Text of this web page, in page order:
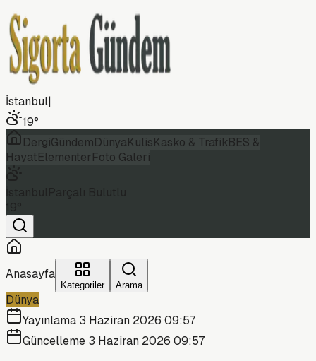
İstanbul|
19°
DergiGündemDünyaKulisKasko & TrafikBES &
HayatElementerFoto Galeri
Anasayfa
Kategoriler Arama
Dünya
Yayınlama 3 Haziran 2026 09:57
Güncelleme 3 Haziran 2026 09:57